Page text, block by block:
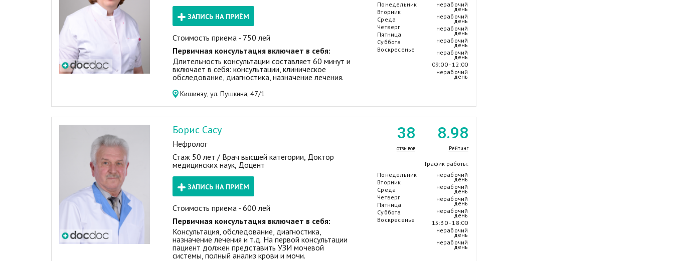
ЗАПИСЬ НА ПРИЁМ
Стоимость приема - 750 лей
Первичная консультация включает в себя:
Длительность консультации составляет 60 минут и
включает в себя: консультации, клиническое
обследование, диагностика, назначение лечения.
Кишинэу, ул. Пушкина, 47/1
Понедельник
Вторник
Среда
Четверг
Пятница
Суббота
Воскресенье
нерабочий
день
нерабочий
день
нерабочий
день
нерабочий
день
нерабочий
день
09:00 - 12:00
нерабочий
день
Борис Сасу
Нефролог
Стаж 50 лет / Врач высшей категории, Доктор
медицинских наук, Доцент
ЗАПИСЬ НА ПРИЁМ
Стоимость приема - 600 лей
Первичная консультация включает в себя:
Консультация, обследование, диагностика,
назначение лечения и т.д. На первой консультации
пациент должен представить УЗИ мочевой
системы, полный анализ крови и мочи.
38
отзывов
8.98
Рейтинг
График работы:
Понедельник
Вторник
Среда
Четверг
Пятница
Суббота
Воскресенье
нерабочий
день
нерабочий
день
нерабочий
день
нерабочий
день
15:30 - 18:00
нерабочий
день
нерабочий
день